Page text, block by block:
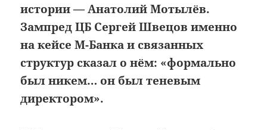
истории — Анатолий Мотылёв.
Зампред ЦБ Сергей Швецов именно
на кейсе М-Банка и связанных
структур сказал о нём: «формально
был никем… он был теневым
директором».